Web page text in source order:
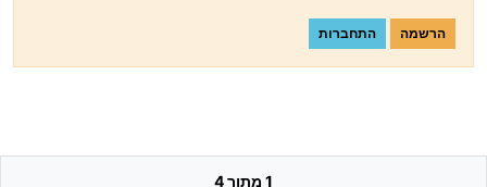
הרשמה התחברות
1 מתוך 4